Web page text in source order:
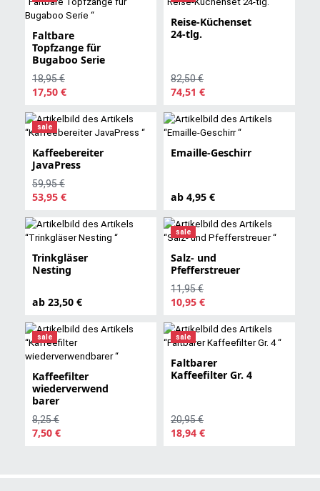
Faltbare
Topfzange für
Bugaboo Serie
18,95 €
17,50 €
Reise-Küchenset
24-tlg.
82,50 €
74,51 €
sale
Kaffeebereiter
JavaPress
59,95 €
53,95 €
Emaille-Geschirr
ab 4,95 €
Trinkgläser
Nesting
ab 23,50 €
sale
Salz- und
Pfefferstreuer
11,95 €
10,95 €
sale
Kaffeefilter
wiederverwend
barer
8,25 €
7,50 €
sale
Faltbarer
Kaffeefilter Gr. 4
20,95 €
18,94 €